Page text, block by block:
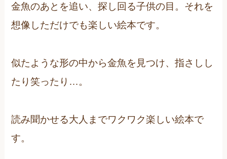
金魚のあとを追い、探し回る子供の目。それを
想像しただけでも楽しい絵本です。
似たような形の中から金魚を見つけ、指さしし
たり笑ったり…。
読み聞かせる大人までワクワク楽しい絵本で
す。